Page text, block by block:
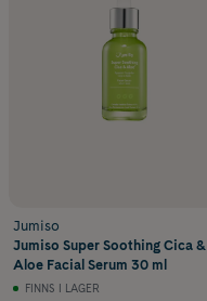
Jumiso
Jumiso Super Soothing Cica &
Aloe Facial Serum 30 ml
FINNS I LAGER